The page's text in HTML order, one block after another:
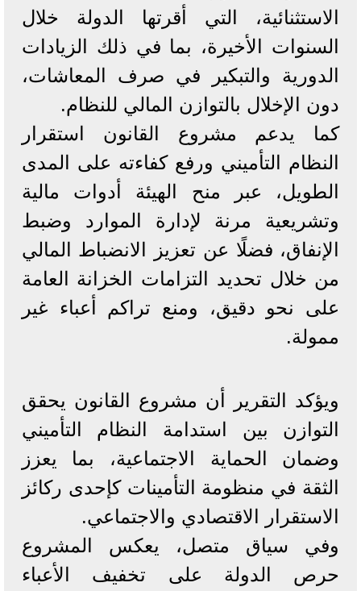
الاستثنائية، التي أقرتها الدولة خلال
السنوات الأخيرة، بما في ذلك الزيادات
الدورية والتبكير في صرف المعاشات،
دون الإخلال بالتوازن المالي للنظام.
كما يدعم مشروع القانون استقرار
النظام التأميني ورفع كفاءته على المدى
الطويل، عبر منح الهيئة أدوات مالية
وتشريعية مرنة لإدارة الموارد وضبط
الإنفاق، فضلًا عن تعزيز الانضباط المالي
من خلال تحديد التزامات الخزانة العامة
على نحو دقيق، ومنع تراكم أعباء غير
ممولة.
ويؤكد التقرير أن مشروع القانون يحقق
التوازن بين استدامة النظام التأميني
وضمان الحماية الاجتماعية، بما يعزز
الثقة في منظومة التأمينات كإحدى ركائز
الاستقرار الاقتصادي والاجتماعي.
وفي سياق متصل، يعكس المشروع
حرص الدولة على تخفيف الأعباء